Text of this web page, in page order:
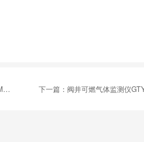
下一篇： 阀井可燃气体监测仪GTYQ-MIC-